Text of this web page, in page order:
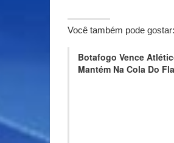
Você também pode gostar:
Botafogo Vence
Mantém Na Cola Do